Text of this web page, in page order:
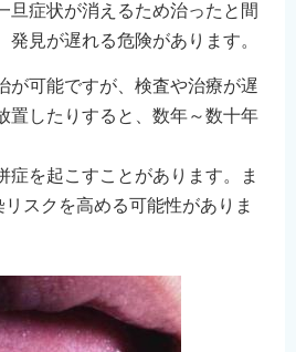
旦症状が消えるため治ったと間
発見が遅れる危険があります。
が可能ですが、検査や治療が遅
置したりすると、数年～数十年
症を起こすことがあります。ま
スクを高める可能性がありま